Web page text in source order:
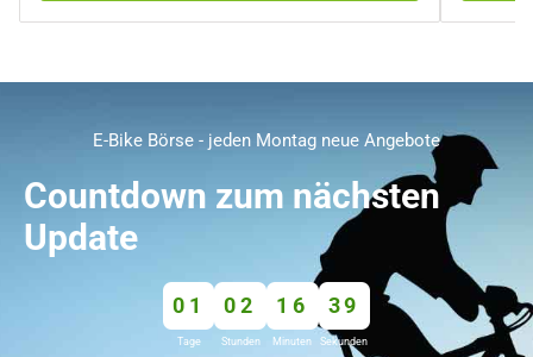
E-Bike Börse - jeden Montag neue Angebote
Countdown zum nächsten
Update
01 02 16 38